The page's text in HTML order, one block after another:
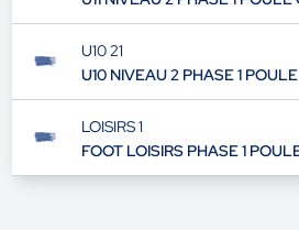
U10 21
U10 NIVEAU 2 PHASE 1
LOISIRS 1
FOOT LOISIRS PHASE 1